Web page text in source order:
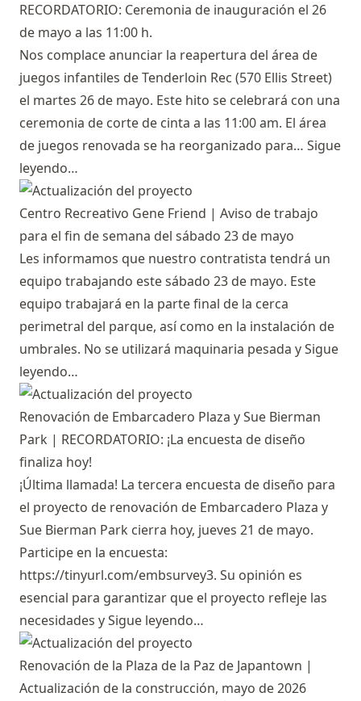
RECORDATORIO: Ceremonia de inauguración el 26
de mayo a las 11:00 h.
Nos complace anunciar la reapertura del área de
juegos infantiles de Tenderloin Rec (570 Ellis Street)
el martes 26 de mayo. Este hito se celebrará con una
ceremonia de corte de cinta a las 11:00 am. El área
de juegos renovada se ha reorganizado para… Sigue
leyendo…
Centro Recreativo Gene Friend | Aviso de trabajo
para el fin de semana del sábado 23 de mayo
Les informamos que nuestro contratista tendrá un
equipo trabajando este sábado 23 de mayo. Este
equipo trabajará en la parte final de la cerca
perimetral del parque, así como en la instalación de
umbrales. No se utilizará maquinaria pesada ySigue
leyendo…
Renovación de Embarcadero Plaza y Sue Bierman
Park | RECORDATORIO: ¡La encuesta de diseño
finaliza hoy!
¡Última llamada! La tercera encuesta de diseño para
el proyecto de renovación de Embarcadero Plaza y
Sue Bierman Park cierra hoy, jueves 21 de mayo.
Participe en la encuesta:
https://tinyurl.com/embsurvey3. Su opinión es
esencial para garantizar que el proyecto refleje las
necesidades ySigue leyendo…
Renovación de la Plaza de la Paz de Japantown |
Actualización de la construcción, mayo de 2026